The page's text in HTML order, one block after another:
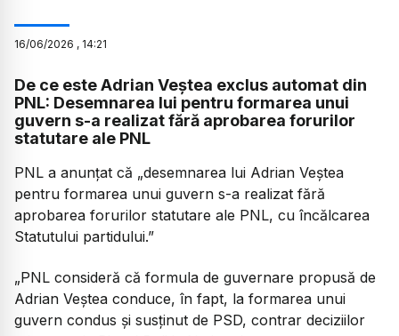
16/06/2026 , 14:21
De ce este Adrian Veștea exclus automat din
PNL: Desemnarea lui pentru formarea unui
guvern s-a realizat fără aprobarea forurilor
statutare ale PNL
PNL a anunțat că „desemnarea lui Adrian Veștea
pentru formarea unui guvern s-a realizat fără
aprobarea forurilor statutare ale PNL, cu încălcarea
Statutului partidului.”
„PNL consideră că formula de guvernare propusă de
Adrian Veștea conduce, în fapt, la formarea unui
guvern condus și susținut de PSD, contrar deciziilor